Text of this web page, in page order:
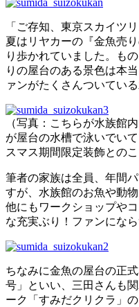
「ご存知、東京スカイツ
夏はリヤカーの『金魚売
り歩かれていました。も
りの屋台のある景色は本
ァンがたくさんついている
（写真：こちらが水族館
が屋台の水槽で泳いでい
スマス期間限定装飾とのこ
筆者の家族は全員、年間
すが、水族館のお魚や動
他にもワークショップや
な充実ぶり！ファンにな
ちなみに金魚の屋台の正
号」といい、三田さんも
ーク「すみだクリクラ」